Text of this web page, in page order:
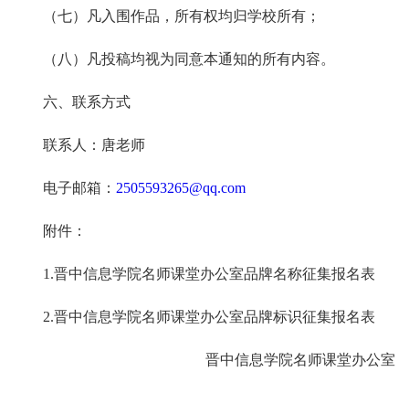
（七）凡入围作品，所有权均归学校所有；
（八）凡投稿均视为同意本通知的所有内容。
六、 联系方式
联系人：唐老师
电子邮箱： 2505593265@qq.com
附件：
1.晋中信息学院名师课堂办公室品牌名称征集报名表
2.晋中信息学院名师课堂办公室品牌标识征集报名表
晋中信息学院名师课堂办公室